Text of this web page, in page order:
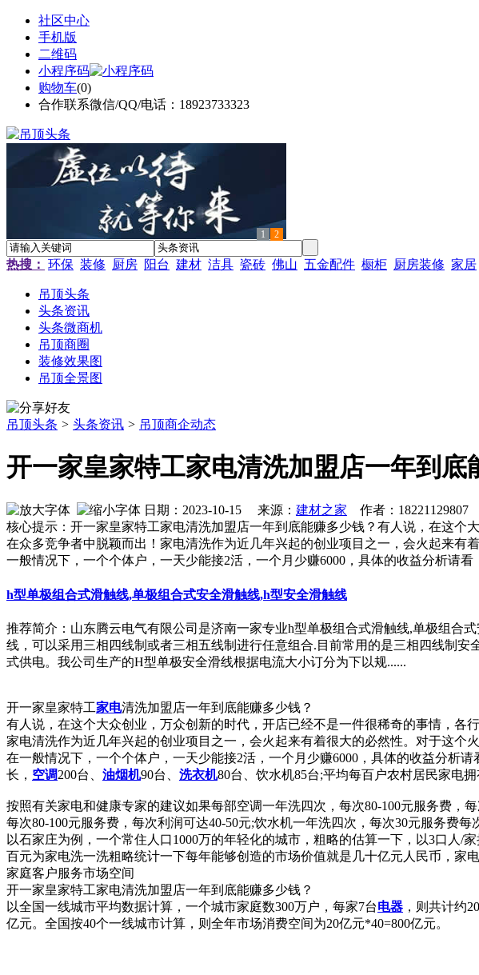
社区中心
手机版
二维码
小程序码
购物车(0)
合作联系微信/QQ/电话：18923733323
1 2
热搜： 环保 装修 厨房 阳台 建材 洁具 瓷砖 佛山 五金配件 橱柜 厨房装修 家居
吊顶头条
头条资讯
头条微商机
吊顶商圈
装修效果图
吊顶全景图
吊顶头条 > 头条资讯 > 吊顶商企动态
开一家皇家特工家电清洗加盟店一年到底
日期：2023-10-15 来源： 建材之家 作者：18221129807
核心提示：开一家皇家特工家电清洗加盟店一年到底能赚多少钱？有人说，在这
在众多竞争者中脱颖而出！家电清洗作为近几年兴起的创业项目之一，会火起来
一般情况下，一个个体户，一天少能接2活，一个月少赚6000，具体的收益分析请看
h型单极组合式滑触线,单极组合式安全滑触线,h型安全滑触线
推荐简介：山东腾云电气有限公司是济南一家专业h型单极组合式滑触线,单极组合
线，可以采用三相四线制或者三相五线制进行任意组合.目前常用的是三相四线制
式供电。我公司生产的H型单极安全滑线根据电流大小订分为下以规......
开一家皇家特工家电清洗加盟店一年到底能赚多少钱？
有人说，在这个大众创业，万众创新的时代，开店已经不是一件很稀奇的事情，各
家电清洗作为近几年兴起的创业项目之一，会火起来有着很大的必然性。对于这个
在一般情况下，一个个体户，一天少能接2活，一个月少赚6000，具体的收益分析
长， 空调200台、 油烟机90台、 洗衣机80台、饮水机85台;平均每百户农村居民家电
按照有关家电和健康专家的建议如果每部空调一年洗四次，每次80-100元服务费，
每次80-100元服务费，每次利润可达40-50元;饮水机一年洗四次，每次30元服务费
以石家庄为例，一个常住人口1000万的年轻化的城市，粗略的估算一下，以3口人/
百元为家电洗一洗粗略统计一下每年能够创造的市场价值就是几十亿元人民币，家
家庭客户服务市场空间
开一家皇家特工家电清洗加盟店一年到底能赚多少钱？
以全国一线城市平均数据计算，一个城市家庭数300万户，每家7台电器 ，则共计约
亿元。全国按40个一线城市计算，则全年市场消费空间为20亿元*40=800亿元。